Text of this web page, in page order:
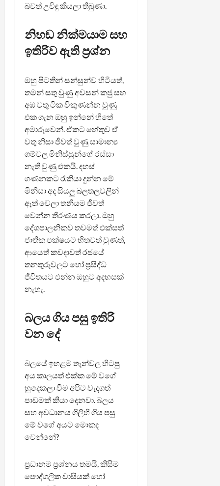
බවත් උවිඳු කියලා තිබුණා.
නිහඬ නික්මයාම සහ
ඉතිරිව ඇති ප්‍රශ්න
ඔහු පිටතින් සන්සුන්ව හිටියත්,
තමන් සතු වුණු අවසන් කජු සහ
අඹ වතු ටික විකුණන්න වුණු
එක ගැන ඔහු ඉන්නේ හිතේ
අමාරුවෙන්. ඒකට හේතුව ඒ
වතු නිසා ජීවත් වුණු සාමාන්‍ය
ගම්වල මිනිස්සුන්ගේ රස්සා
නැති වුණු එකයි. දහස්
ගණනකට රැකියා දුන්න මේ
මිනිසා අද සියලු බලතලවලින්
ඈත් වෙලා තනියම ජීවත්
වෙන්න තීරණය කරලා. ඔහු
දේශපාලනිකව තවමත් එක්සත්
ජාතික පක්ෂයට හිතවත් වුණත්,
ආයෙත් කවදාවත් රජයේ
තනතුරුවලට හෝ ප්‍රසිද්ධ
ජීවිතයට එන්න ඔහුට අදහසක්
නැහැ.
බලය ගිය පසු ඉතිරි
වන දේ
බලයේ ඉහළම තැන්වල හිටපු
අය කාලයත් එක්ක මේ වගේ
හුදෙකලා වීම අපිට වැදගත්
පාඩමක් කියා දෙනවා. බලය
සහ අවධානය ගිලිහී ගිය පසු
මේ වගේ අයට මොකද
වෙන්නේ?
ප්‍රධානම ප්‍රශ්නය තමයි, කිසිම
පෞද්ගලික වාසියක් හෝ